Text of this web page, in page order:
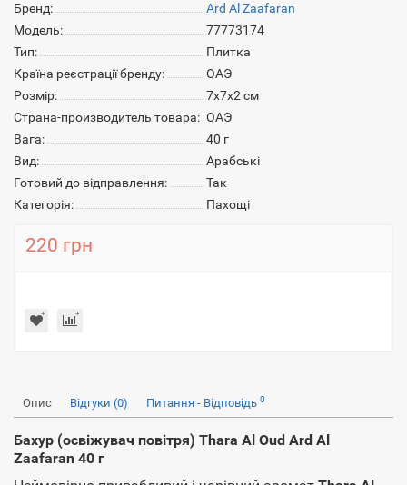
Бренд:
Ard Al Zaafaran
Модель:
77773174
Тип:
Плитка
Країна реєстрації бренду:
ОАЭ
Розмір:
7х7х2 см
Страна-производитель товара: ОАЭ
Вага:
40 г
Вид:
Арабські
Готовий до відправлення:
Так
Категорія:
Пахощі
220 грн
Опис Відгуки (0) Питання - Відповідь 0
Бахур (освіжувач повітря) Thara Al Oud Ard Al
Zaafaran 40 г